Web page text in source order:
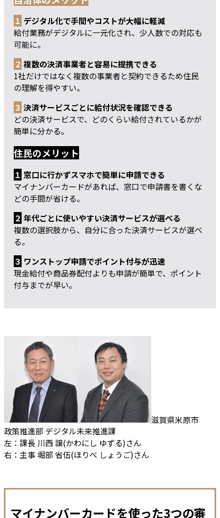
１ デジタル化で手間やコストが大幅に軽減
給付業務がデジタルに一元化され、少人数での対応も
可能に。
２ 複数の決済事業者と容易に提携できる
1社だけではなく複数の事業者と契約できるため住民
の理解を得やすい。
３ 決済サービスごとに給付状況を確認できる
どの決済サービスで、どのくらい給付されているかが
簡単に分かる。
住民のメリット
１ 窓口に行かずスマホで簡単に申請できる
マイナンバーカードがあれば、窓口で申請書を書くな
どの手間が省ける。
２ 年代ごとに使いやすい決済サービスが選べる
複数の選択肢から、自分に合った決済サービスが選べ
る。
３ ワンストップ申請でポイント付与が迅速
現金給付や商品券配付よりも申請が簡単で、ポイント
付与までが早い。
滋賀県米原市
政策推進部 デジタル未来推進課
左：課長 川西 譲(かわにし ゆずる)さん
右：主事 堀部 省伍(ほりべ しょうご)さん
マイナンバーカードを使った3つの審